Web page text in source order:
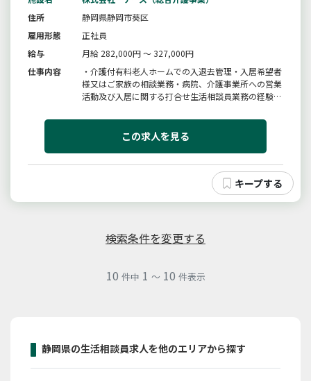
住所
静岡県静岡市葵区
雇用形態
正社員
給与
月給 282,000円 ～ 327,000円
仕事内容
・介護付有料老人ホームでの入退去管理・入居希望者
様又はご家族の相談業務・病院、介護事業所への営業
活動及び入居に関する打合せ生活相談員業務の経験は
方でも応募可。始めは先輩や上司がしっかりフォロー
します。人とのコミュニケーションが好きな方、チャ
この求人を見る
検索条件を変更する
10 件中 1 ～ 10 件表示
静岡県の生活相談員求人を他のエリアから探す